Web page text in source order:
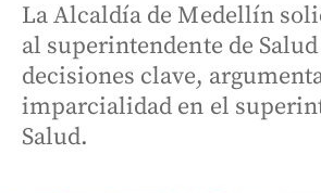
La Alcaldía de Medellín
al superintendente de Salud
decisiones clave,
imparcialidad en el
Salud.